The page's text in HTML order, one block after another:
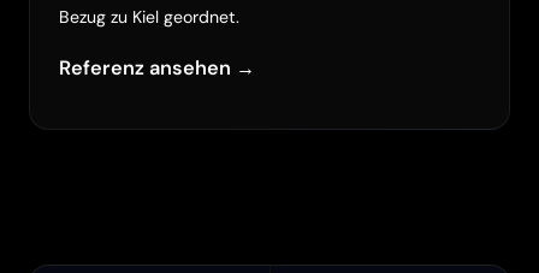
Bezug zu Kiel geordnet.
Referenz ansehen →